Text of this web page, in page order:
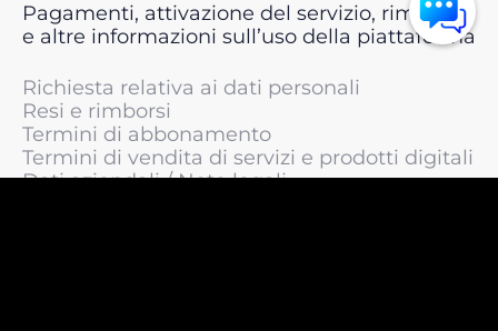
Pagamenti, attivazione del servizio, rimborsi
e altre informazioni sull’uso della piattaforma
Richiesta relativa ai dati personali
Resi e rimborsi
Termini di abbonamento
Termini di vendita di servizi e prodotti digitali
Dati aziendali / Note legali